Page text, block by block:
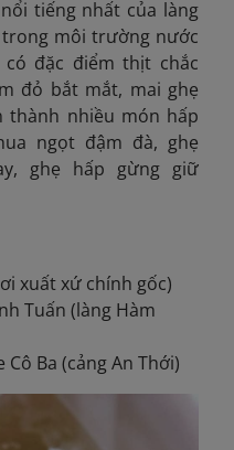
tiếng nhất của làng
môi trường nước
đặc điểm thịt chắc
đỏ bắt mắt, mai ghẹ
thành nhiều món hấp
ngọt đậm đà, ghẹ
ghẹ hấp gừng giữ
xuất xứ chính gốc)
Tuấn (làng Hàm
Cô Ba (cảng An Thới)